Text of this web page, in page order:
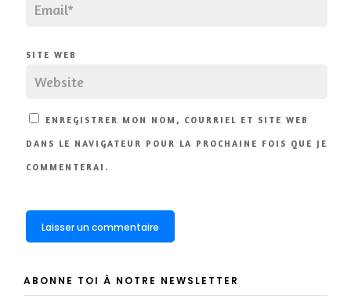
SITE WEB
ENREGISTRER MON NOM, COURRIEL ET SITE WEB
DANS LE NAVIGATEUR POUR LA PROCHAINE FOIS QUE JE
COMMENTERAI.
ABONNE TOI À NOTRE NEWSLETTER